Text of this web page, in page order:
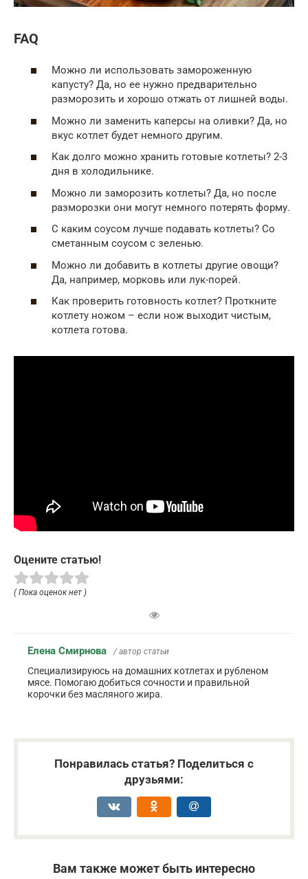
FAQ
Можно ли использовать замороженную
капусту? Да, но ее нужно предварительно
разморозить и хорошо отжать от лишней воды.
Можно ли заменить каперсы на оливки? Да, но
вкус котлет будет немного другим.
Как долго можно хранить готовые котлеты? 2-3
дня в холодильнике.
Можно ли заморозить котлеты? Да, но после
разморозки они могут немного потерять форму.
С каким соусом лучше подавать котлеты? Со
сметанным соусом с зеленью.
Можно ли добавить в котлеты другие овощи?
Да, например, морковь или лук-порей.
Как проверить готовность котлет? Проткните
котлету ножом – если нож выходит чистым,
котлета готова.
Оцените статью!
( Пока оценок нет )
Елена Смирнова / автор статьи
Специализируюсь на домашних котлетах и рубленом
мясе. Помогаю добиться сочности и правильной
корочки без масляного жира.
Понравилась статья? Поделиться с
друзьями:
Вам также может быть интересно